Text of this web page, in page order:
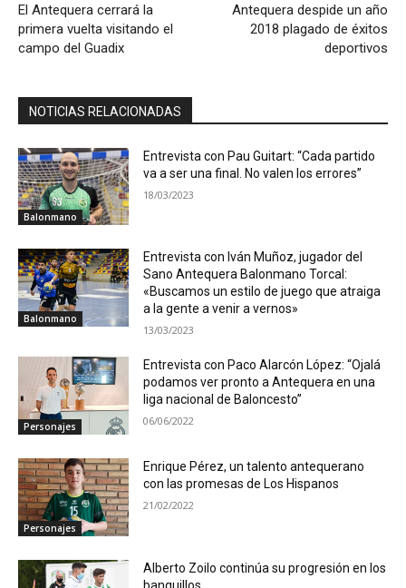
El Antequera cerrará la
primera vuelta visitando el
campo del Guadix
Antequera despide un año
2018 plagado de éxitos
deportivos
NOTICIAS RELACIONADAS
Balonmano
Entrevista con Pau Guitart: “Cada partido
va a ser una final. No valen los errores”
18/03/2023
Balonmano
Entrevista con Iván Muñoz, jugador del
Sano Antequera Balonmano Torcal:
«Buscamos un estilo de juego que atraiga
a la gente a venir a vernos»
13/03/2023
Personajes
Entrevista con Paco Alarcón López: “Ojalá
podamos ver pronto a Antequera en una
liga nacional de Baloncesto”
06/06/2022
Personajes
Enrique Pérez, un talento antequerano
con las promesas de Los Hispanos
21/02/2022
Alberto Zoilo continúa su progresión en los
banquillos